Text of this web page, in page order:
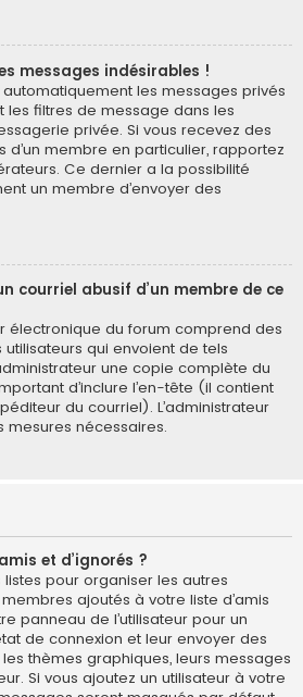
messages indésirables !
les messages privés
les filtres de message dans les
privée. Si vous recevez des
d’un membre en particulier, rapportez
Ce dernier a la possibilité
un membre d’envoyer des
courriel abusif d’un membre de ce
électronique du forum comprend des
qui envoient de tels
une copie complète du
d’inclure l’en-tête (il contient
du courriel). L’administrateur
nécessaires.
et d’ignorés ?
pour organiser les autres
ajoutés à votre liste d’amis
panneau de l’utilisateur pour un
de connexion et leur envoyer des
thèmes graphiques, leurs messages
Si vous ajoutez un utilisateur à votre